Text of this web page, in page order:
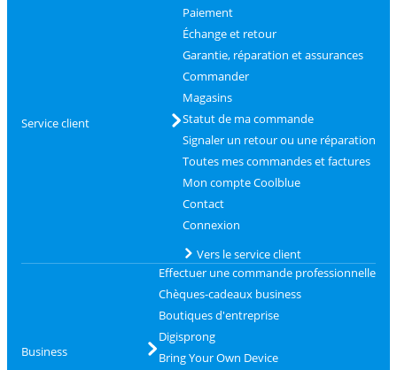
Service client
Paiement
Échange et retour
Garantie, réparation et assurances
Commander
Magasins
Statut de ma commande
Signaler un retour ou une réparation
Toutes mes commandes et factures
Mon compte Coolblue
Contact
Connexion
Vers le service client
Business
Effectuer une commande professionnelle
Chèques-cadeaux business
Boutiques d'entreprise
Digisprong
Bring Your Own Device